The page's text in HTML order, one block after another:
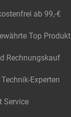
ab 99,-€
Top
Rechnungskauf
Experten
Service